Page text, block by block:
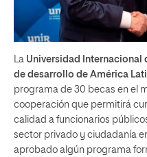
La Universidad Internacional
de desarrollo de América
programa de 30 becas en el
cooperación que permitirá
calidad a funcionarios
sector privado y ciudadanía
aprobado algún programa